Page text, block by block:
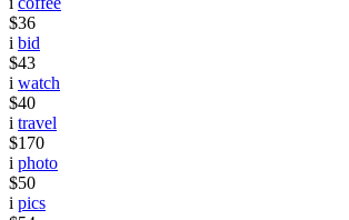
$36
i bid
$43
i watch
$40
i travel
$170
i photo
$50
i pics